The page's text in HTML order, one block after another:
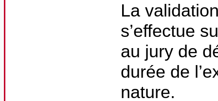
La
s’effectue
au jury de
durée de
nature.